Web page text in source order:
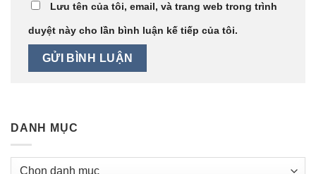
Lưu tên của tôi, email, và trang web trong trình
duyệt này cho lần bình luận kế tiếp của tôi.
DANH MỤC
Danh